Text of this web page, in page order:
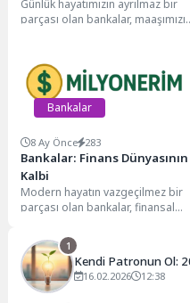
Günlük hayatımızın ayrılmaz bir
parçası olan bankalar, maaşımızı
değerlendirdiğimiz kurumlardan...
Bankalar
8 Ay Önce 283
Bankalar: Finans Dünyasının
Kalbi
Modern hayatın vazgeçilmez bir
parçası olan bankalar, finansal
para sakladığımız yerler...
1
Kendi Patronun Ol:
16.02.2026 12:38